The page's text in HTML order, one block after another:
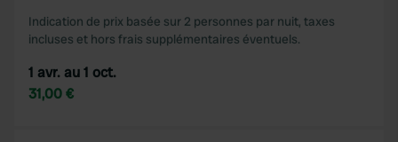
Indication de prix basée sur 2 personnes par nuit, taxes
incluses et hors frais supplémentaires éventuels.
1 avr. au 1 oct.
31,00 €